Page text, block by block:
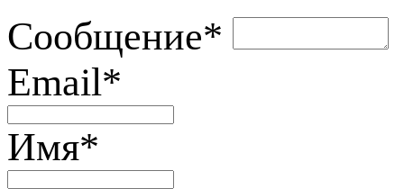
Сообщение*
Email*
Имя*